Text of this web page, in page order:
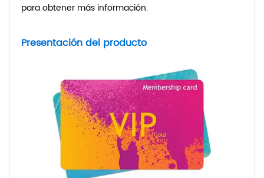
para obtener más información.
Presentación del producto